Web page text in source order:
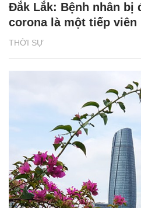
THỜI SỰ
Đắk Lắk: Bệnh nhân bị
corona là một tiếp viên